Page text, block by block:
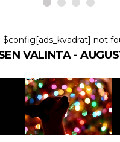
$config[ads_kvadrat] not
VALINTA -